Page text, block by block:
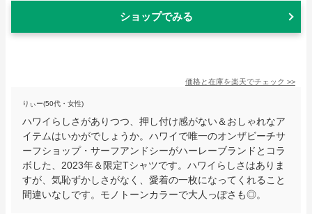
ショップでみる
価格と在庫を楽天でチェック >>
りぃー(50代・女性)
ハワイらしさがありつつ、押し付け感がない＆おしゃれなア
イテムはいかがでしょうか。ハワイで唯一のオンザビーチサ
ーフショップ・サーフアンドシーがハーレーブランドとコラ
ボした、2023年＆限定Tシャツです。ハワイらしさはありま
すが、気恥ずかしさがなく、愛着の一枚になってくれること
間違いなしです。モノトーンカラーで大人っぽさも◎。